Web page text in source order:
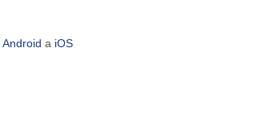
Android a iOS